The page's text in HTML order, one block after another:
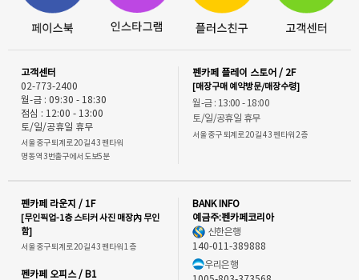
고객센터
02-773-2400
월-금 : 09:30 - 18:30
점심 : 12:00 - 13:00
토/일/공휴일 휴무
서울 중구 퇴계로 20길 43 펜타워
명동역 3번출구에서 도보5분
펜카페 플레이 스토어 / 2F
[매장구매 예약방문/매장수령]
월-금 : 13:00 - 18:00
토/일/공휴일 휴무
서울 중구 퇴계로 20길 43 펜타워 2층
펜카페 라운지 / 1F
[무인픽업-1층 스티커 사진 매장內 무인
함]
서울 중구 퇴계로 20길 43 펜타워 1층
펜카페 오피스 / B1
BANK INFO
예금주:펜카페코리아
신한은행
140-011-389888
우리은행